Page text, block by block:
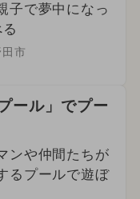
子で夢中になっ
市
ール」でプー
ンや仲間たちが
るプールで遊ぼ